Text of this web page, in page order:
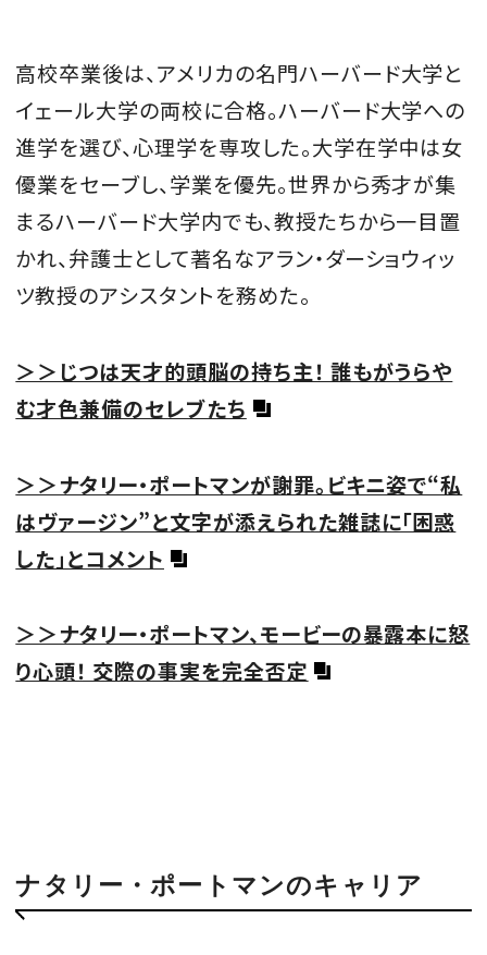
高校卒業後は、アメリカの名門ハーバード大学と
イェール大学の両校に合格。ハーバード大学への
進学を選び、心理学を専攻した。大学在学中は女
優業をセーブし、学業を優先。世界から秀才が集
まるハーバード大学内でも、教授たちから一目置
かれ、弁護士として著名なアラン・ダーショウィッ
ツ教授のアシスタントを務めた。
＞＞じつは天才的頭脳の持ち主！ 誰もがうらや
む才色兼備のセレブたち
＞＞ナタリー・ポートマンが謝罪。ビキニ姿で“私
はヴァージン”と文字が添えられた雑誌に「困惑
した」とコメント
＞＞ナタリー・ポートマン、モービーの暴露本に怒
り心頭！ 交際の事実を完全否定
ナタリー・ポートマンのキャリア